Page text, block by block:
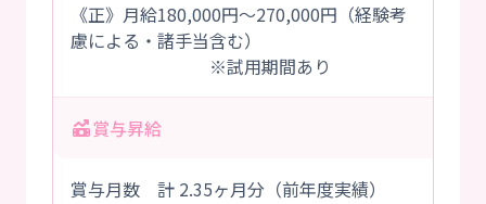
《正》月給180,000円～270,000円（経験考
慮による・諸手当含む）
※試用期間あり
賞与昇給
賞与月数 計 2.35ヶ月分（前年度実績）